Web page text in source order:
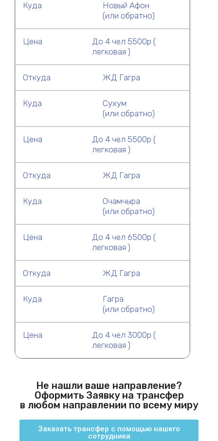
Куда
Новый Афон
(или обратно)
Цена
До 4 чел 5500р (
легковая )
Откуда ЖД Гагра
Куда
Сухум
(или обратно)
Цена
До 4 чел 5500р (
легковая )
Откуда ЖД Гагра
Куда
Очамчыра
(или обратно)
Цена
До 4 чел 6500р (
легковая )
Откуда ЖД Гагра
Куда
Гагра
(или обратно)
Цена
До 4 чел 3000р (
легковая )
Не нашли ваше направление?
Оформить Заявку на трансфер
в любом направлении по всему миру
Заказать трансфер с помощью нашего
сотрудника